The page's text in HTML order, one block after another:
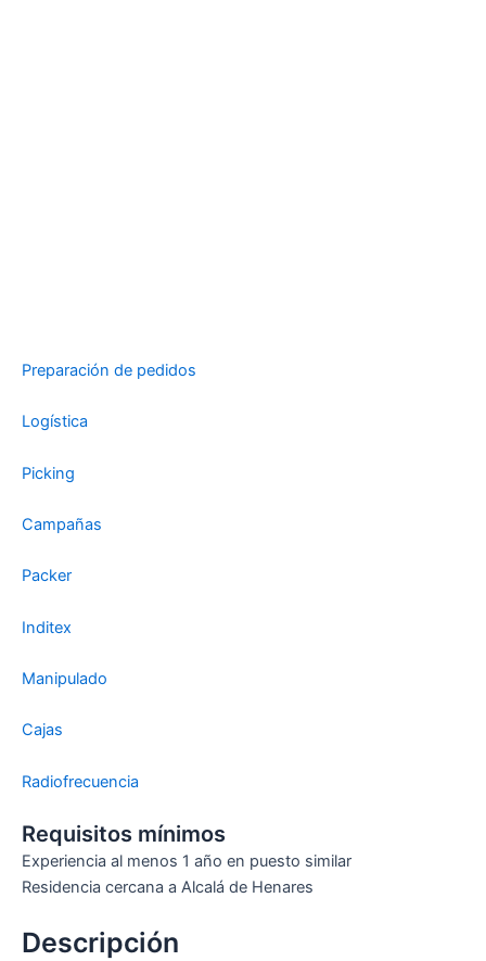
Preparación de pedidos
Logística
Picking
Campañas
Packer
Inditex
Manipulado
Cajas
Radiofrecuencia
Requisitos mínimos
Experiencia al menos 1 año en puesto similar
Residencia cercana a Alcalá de Henares
Descripción